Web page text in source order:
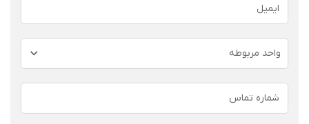
واحد مربوطه